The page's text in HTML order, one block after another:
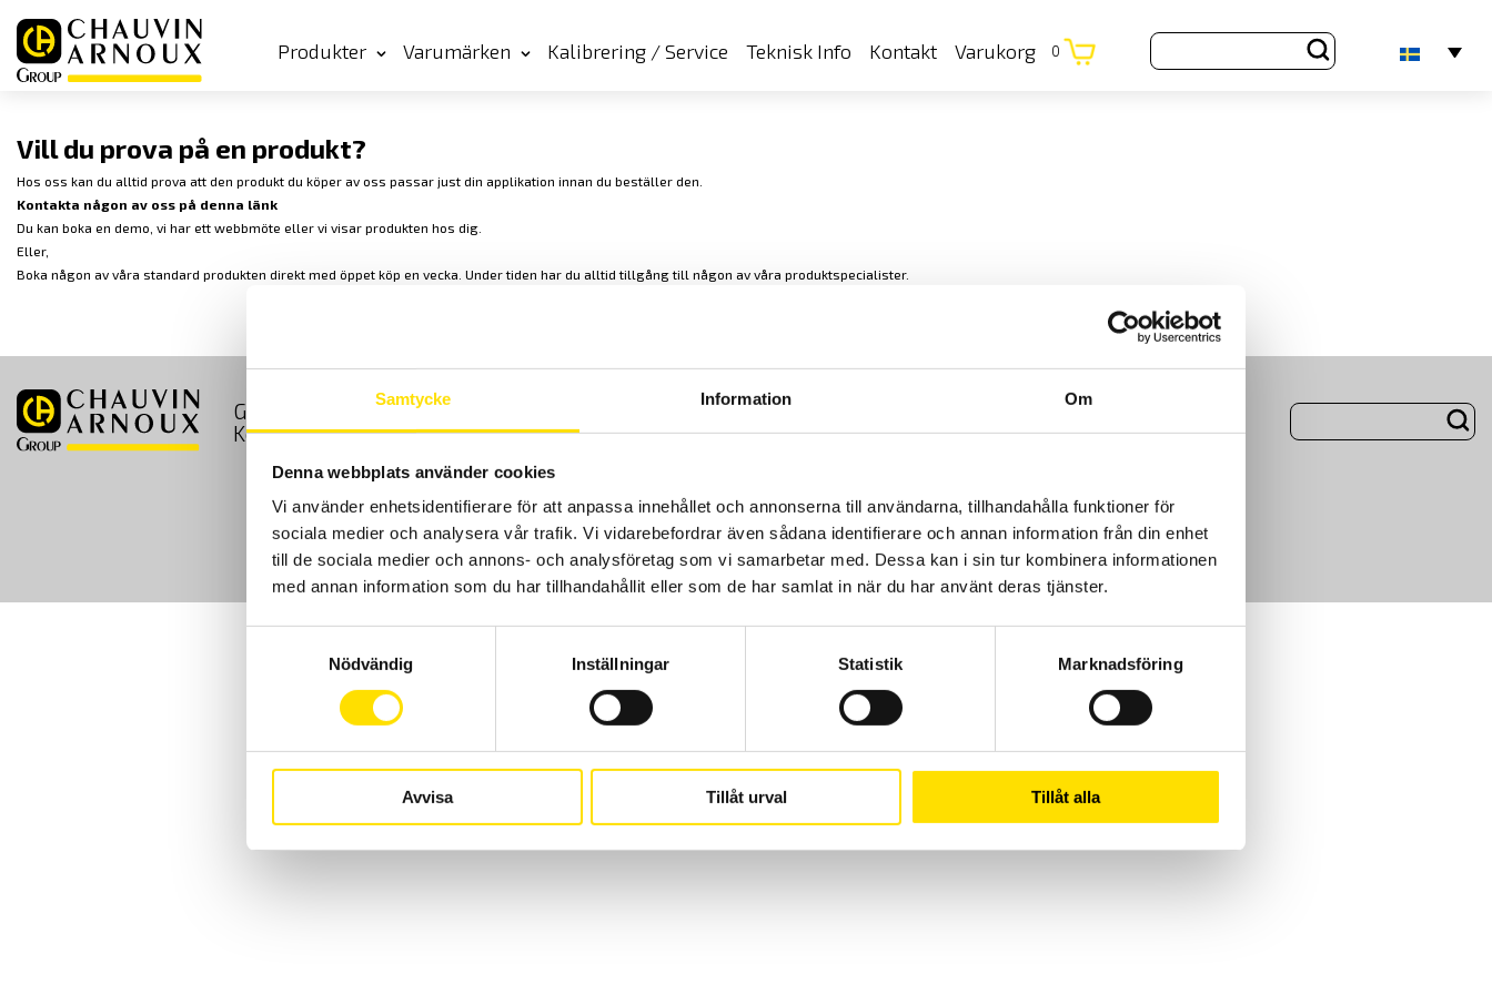
Samtycke Information Om
Denna webbplats använder cookies
Vi använder enhetsidentifierare för att anpassa innehållet och annonserna till användarna, tillhandahålla funktioner för
sociala medier och analysera vår trafik. Vi vidarebefordrar även sådana identifierare och annan information från din enhet
till de sociala medier och annons- och analysföretag som vi samarbetar med. Dessa kan i sin tur kombinera informationen
med annan information som du har tillhandahållit eller som de har samlat in när du har använt deras tjänster.
Nödvändig
Inställningar Statistik Marknadsföring
Avvisa Tillåt urval Tillåt alla
Produkter Varumärken Kalibrering / Service Teknisk Info Kontakt Varukorg 0
Vill du prova på en produkt?
Hos oss kan du alltid prova att den produkt du köper av oss passar just din applikation innan du beställer den.
Kontakta någon av oss på denna länk
Du kan boka en demo, vi har ett webbmöte eller vi visar produkten hos dig.
Eller,
Boka någon av våra standard produkten direkt med öppet köp en vecka. Under tiden har du alltid tillgång till någon av våra produktspecialister.
GDPR Köpvillkor Klagomål
Om Oss
Kontakt
CA Mätsystem AB
Sjöflygvägen 35
183 62 Täby
info@camatsystem.com
Suomi(Finska) Svenska